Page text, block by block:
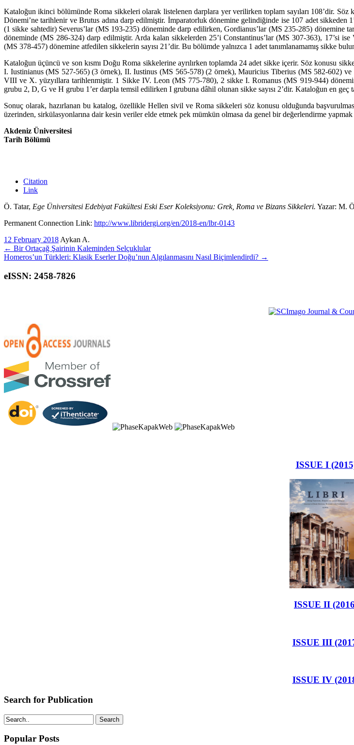
Kataloğun ikinci bölümünde Roma sikkeleri olarak listelenen darplara yer verilirken toplam sayıları 108’dir.
Dönemi’ne tarih­lenir ve Brutus adına darp edilmiştir. İmparatorluk dönemine gelindiğinde ise 107 adet
(1 sikke sahtedir) Severus’lar (MS 193-235) döneminde darp edilirken, Gordianus’lar (MS 235-285) dönemine
döneminde (MS 286-324) darp edilmiştir. Arda kalan sikke­lerden 25’i Constantinus’lar (MS 307-363), 17’si
(MS 378-457) dönemine atfedilen sikkelerin sayısı 21’dir. Bu bölümde yalnızca 1 adet tanımlanamamış sikke
Kataloğun üçüncü ve son kısmı Doğu Roma sikkelerine ayrılırken top­lam­da 24 adet sikke içerir. Söz konusu
I. Iustinianus (MS 527-565) (3 örnek), II. Iustinus (MS 565-578) (2 örnek), Mauricius Tiberius (MS 582-602)
VIII ve X. yüzyıllara tarihlenmiştir. 1 Sikke IV. Leon (MS 775-780), 2 sikke I. Romanus (MS 919-944)
grubu 2, D, G ve H grubu 1’er darpla temsil edilirken I grubuna dâhil olunan sikke sayısı 2’dir. Kataloğun en
Sonuç olarak, hazırlanan bu katalog, özellikle Hellen sivil ve Roma sikkeleri söz konusu olduğunda
üzerinden, sirkülas­yon­larına dair kesin veriler elde etmek pek mümkün olmasa da genel bir de­ğerlendirme
Akdeniz Üniversitesi
Tarih Bölümü
Citation
Link
Ö. Tatar, Ege Üniversitesi Edebiyat Fakültesi Eski Eser Koleksiyonu: Grek, Roma ve Bizans Sikkeleri. Yazar: M.
Permanent Connection Link: http://www.libridergi.org/en/2018-en/lbr-0143
12 February 2018 Aykan A.
← Bir Ortaçağ Şairinin Kaleminden Selçuklular
Homeros’un Türkleri: Klasik Eserler Doğu’nun Algılanmasını Nasıl Biçimlendirdi? →
eISSN: 2458-7826
ISSUE I
ISSUE II
ISSUE III
ISSUE IV
Search for Publication
Search
Popular Posts